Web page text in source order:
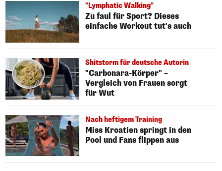
"Lymphatic Walking"
Zu faul für Sport? Dieses
einfache Workout tut's auch
Shitstorm für deutsche Autorin
"Carbonara-Körper" –
Vergleich von Frauen sorgt
für Wut
Nach heftigem Training
Miss Kroatien springt in den
Pool und Fans flippen aus